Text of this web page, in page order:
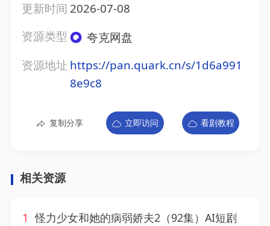
更新时间 2026-07-08
资源类型
夸克网盘
资源地址 https://pan.quark.cn/s/1d6a991
8e9c8
复制分享 立即访问 看剧教程
相关资源
1 怪力少女和她的病弱娇夫2（92集）AI短剧